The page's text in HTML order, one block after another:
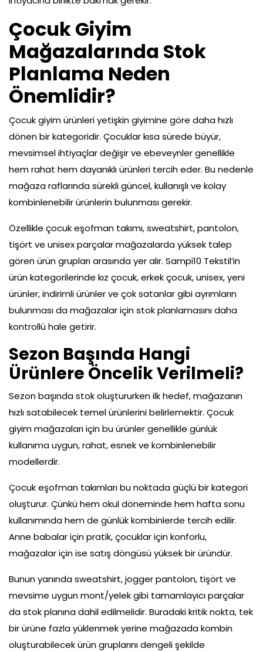
Çocuk Giyim
Mağazalarında Stok
Planlama Neden
Önemlidir?
Çocuk giyim ürünleri yetişkin giyimine göre daha hızlı
dönen bir kategoridir. Çocuklar kısa sürede büyür,
mevsimsel ihtiyaçlar değişir ve ebeveynler genellikle
hem rahat hem dayanıklı ürünleri tercih eder. Bu nedenle
mağaza raflarında sürekli güncel, kullanışlı ve kolay
kombinlenebilir ürünlerin bulunması gerekir.
Özellikle çocuk eşofman takımı, sweatshirt, pantolon,
tişört ve unisex parçalar mağazalarda yüksek talep
gören ürün grupları arasında yer alır. Sampi10 Tekstil’in
ürün kategorilerinde kız çocuk, erkek çocuk, unisex, yeni
ürünler, indirimli ürünler ve çok satanlar gibi ayrımların
bulunması da mağazalar için stok planlamasını daha
kontrollü hale getirir.
Sezon Başında Hangi
Ürünlere Öncelik Verilmeli?
Sezon başında stok oluştururken ilk hedef, mağazanın
hızlı satabilecek temel ürünlerini belirlemektir. Çocuk
giyim mağazaları için bu ürünler genellikle günlük
kullanıma uygun, rahat, esnek ve kombinlenebilir
modellerdir.
Çocuk eşofman takımları bu noktada güçlü bir kategori
oluşturur. Çünkü hem okul döneminde hem hafta sonu
kullanımında hem de günlük kombinlerde tercih edilir.
Anne babalar için pratik, çocuklar için konforlu,
mağazalar için ise satış döngüsü yüksek bir üründür.
Bunun yanında sweatshirt, jogger pantolon, tişört ve
mevsime uygun mont/yelek gibi tamamlayıcı parçalar
da stok planına dahil edilmelidir. Buradaki kritik nokta, tek
bir ürüne fazla yüklenmek yerine mağazada kombin
oluşturabilecek ürün gruplarını dengeli şekilde